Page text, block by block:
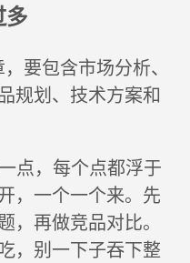
多
要包含市场分析、
规划、技术方案和
点，每个点都浮于
，一个一个来。先
，再做竞品对比。
，别一下子吞下整